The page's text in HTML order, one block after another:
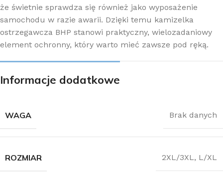
że świetnie sprawdza się również jako wyposażenie
samochodu w razie awarii. Dzięki temu kamizelka
ostrzegawcza BHP stanowi praktyczny, wielozadaniowy
element ochronny, który warto mieć zawsze pod ręką.
Informacje dodatkowe
WAGA Brak danych
ROZMIAR 2XL/3XL, L/XL